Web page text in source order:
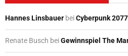
Hannes Linsbauer beiCyberpunk
Renate Busch beiGewinnspiel The